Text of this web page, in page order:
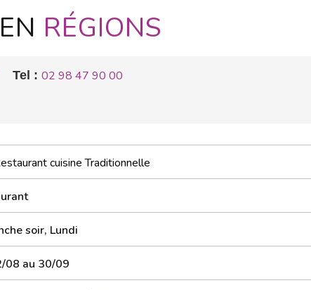
RÉGIONS
Tel : 02 98 47 90 00
cuisine Traditionnelle
soir, Lundi
08 au 30/09